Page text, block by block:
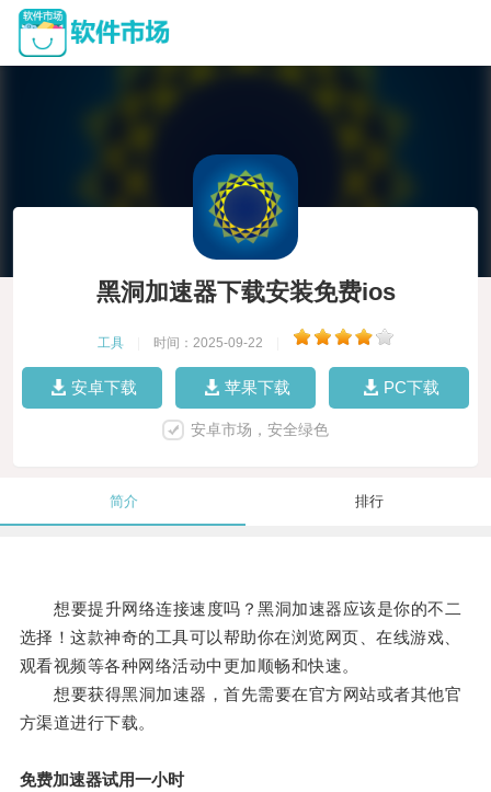
黑洞加速器下载安装免费ios
工具 时间：2025-09-22
安卓下载 苹果下载 PC下载
安卓市场，安全绿色
简介 排行
想要提升网络连接速度吗？黑洞加速器应该是你的不二
选择！这款神奇的工具可以帮助你在浏览网页、在线游戏、
观看视频等各种网络活动中更加顺畅和快速。
想要获得黑洞加速器，首先需要在官方网站或者其他官
方渠道进行下载。
免费加速器试用一小时